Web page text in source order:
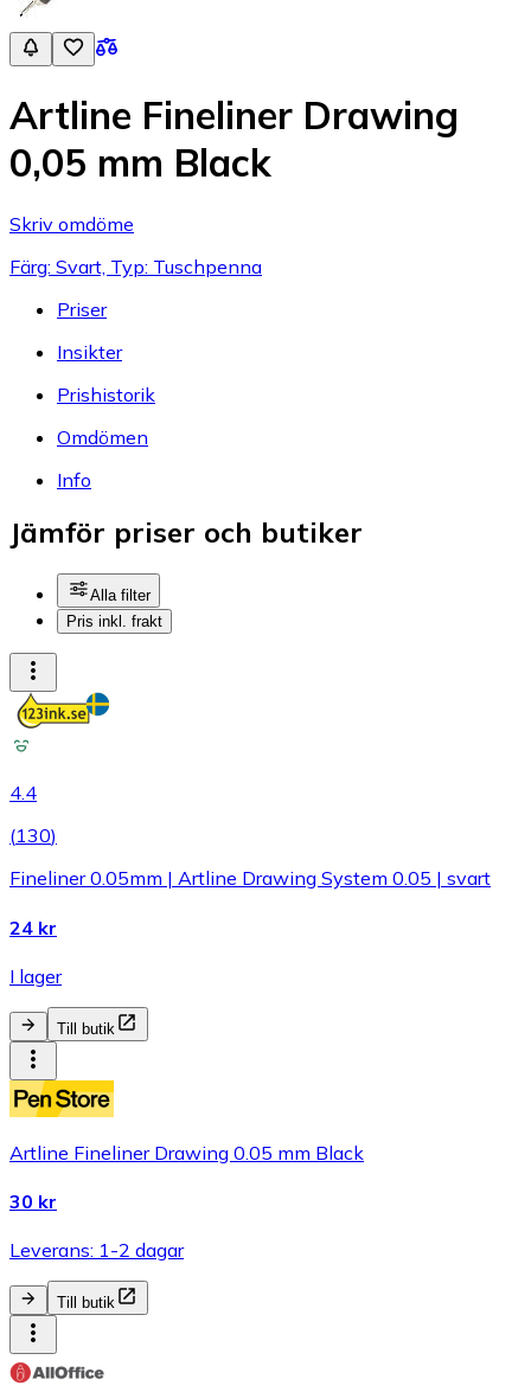
Artline Fineliner Drawing
0,05 mm Black
Skriv omdöme
Färg: Svart, Typ: Tuschpenna
Priser
Insikter
Prishistorik
Omdömen
Info
Jämför priser och butiker
Alla filter
Pris inkl. frakt
4.4
(130)
Fineliner 0.05mm | Artline Drawing System 0.05 | svart
24 kr
I lager
Till butik
Artline Fineliner Drawing 0.05 mm Black
30 kr
Leverans: 1-2 dagar
Till butik